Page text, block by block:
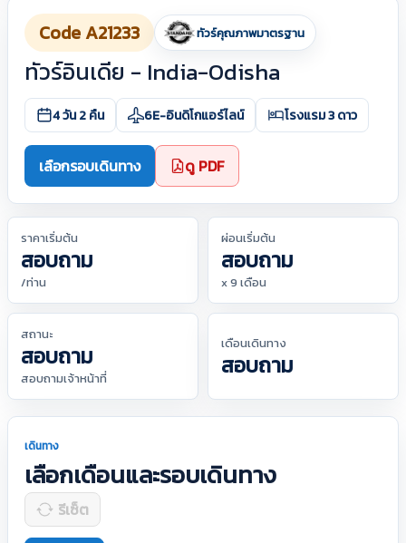
Code A21233 ทัวร์คุณภาพมาตรฐาน
ทัวร์อินเดีย - India-Odisha
4 วัน 2 คืน 6E-อินดิโกแอร์ไลน์ โรงแรม 3 ดาว
เลือกรอบเดินทาง ดู PDF
ราคาเริ่มต้น
สอบถาม
/ท่าน
ผ่อนเริ่มต้น
สอบถาม
x 9 เดือน
สถานะ
สอบถาม
สอบถามเจ้าหน้าที่
เดือนเดินทาง
สอบถาม
เดินทาง
เลือกเดือนและรอบเดินทาง
รีเซ็ต